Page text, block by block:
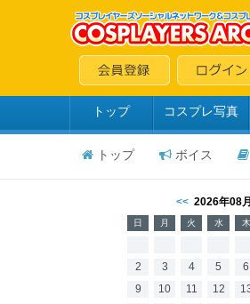
トップ コスプレ写真
トップ ボイス
<< 2026年08月
日 月 火 水 木
2
3 4 5 6
9
10 11 12